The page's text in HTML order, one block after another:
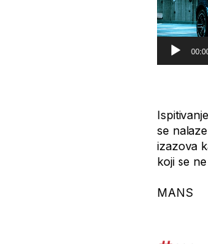
se
izazova
koji se
​MANS